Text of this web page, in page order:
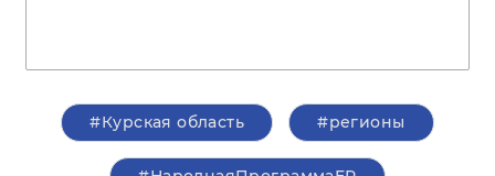
#Курская область #регионы